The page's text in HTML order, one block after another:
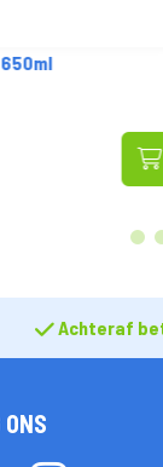
1
Achteraf
ONS